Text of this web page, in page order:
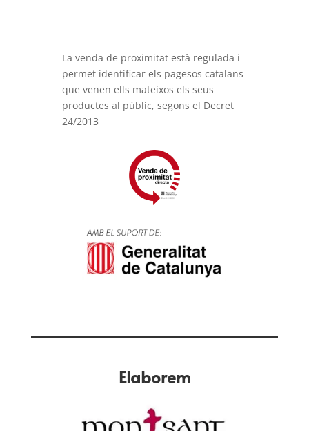
La venda de proximitat està regulada i
permet identificar els pagesos catalans
que venen ells mateixos els seus
productes al públic, segons el Decret
24/2013
Elaborem